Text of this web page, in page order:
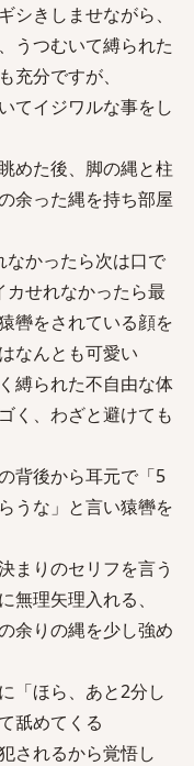
きしませながら、
うつむいて縛られた
充分ですが、
てイジワルな事をし
めた後、脚の縄と柱
余った縄を持ち部屋
なかったら次は口で
せれなかったら最
轡をされている顔を
なんとも可愛い
縛られた不自由な体
く、わざと避けても
背後から耳元で「5
うな」と言い猿轡を
まりのセリフを言う
無理矢理入れる、
余りの縄を少し強め
「ほら、あと2分し
舐めてくる
されるから覚悟し